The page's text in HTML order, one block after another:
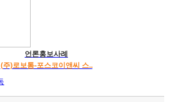
언론홍보사례
(주)로보톰-포스코이앤씨 스..